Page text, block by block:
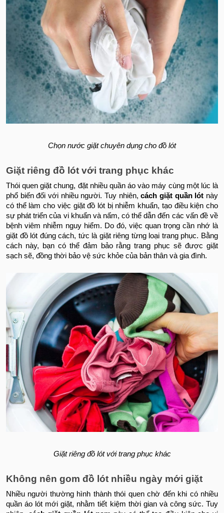
Chọn nước giặt chuyên dụng cho đồ lót
Giặt riêng đồ lót với trang phục khác
Thói quen giặt chung, đặt nhiều quần áo vào máy cùng một lúc là
phổ biến đối với nhiều người. Tuy nhiên,cách giặt quần lót này
có thể làm cho việc giặt đồ lót bị nhiễm khuẩn, tạo điều kiện cho
sự phát triển của vi khuẩn và nấm, có thể dẫn đến các vấn đề về
bệnh viêm nhiễm nguy hiểm. Do đó, việc quan trọng cần nhớ là
giặt đồ lót đúng cách, tức là giặt riêng từng loại trang phục. Bằng
cách này, bạn có thể đảm bảo rằng trang phục sẽ được giặt
sạch sẽ, đồng thời bảo vệ sức khỏe của bản thân và gia đình.
Giặt riêng đồ lót với trang phục khác
Không nên gom đồ lót nhiều ngày mới giặt
Nhiều người thường hình thành thói quen chờ đến khi có nhiều
quần áo lót mới giặt, nhằm tiết kiệm thời gian và công sức. Tuy